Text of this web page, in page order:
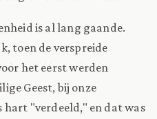
is al lang gaande.
toen de verspreide
het eerst werden
Geest, bij onze
hart "verdeeld," en dat was